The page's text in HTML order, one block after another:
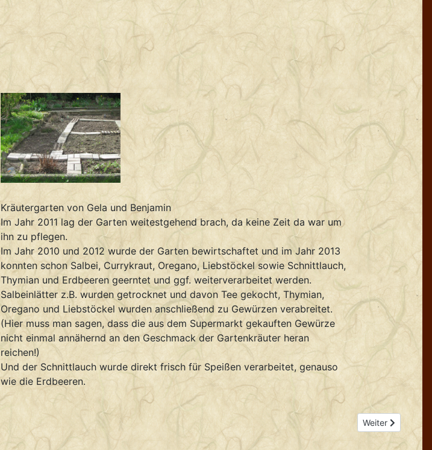
Kräutergarten von Gela und Benjamin
Im Jahr 2011 lag der Garten weitestgehend brach, da keine Zeit da war um
ihn zu pflegen.
Im Jahr 2010 und 2012 wurde der Garten bewirtschaftet und im Jahr 2013
konnten schon Salbei, Currykraut, Oregano, Liebstöckel sowie Schnittlauch,
Thymian und Erdbeeren geerntet und ggf. weiterverarbeitet werden.
Salbeinlätter z.B. wurden getrocknet und davon Tee gekocht, Thymian,
Oregano und Liebstöckel wurden anschließend zu Gewürzen verabreitet.
(Hier muss man sagen, dass die aus dem Supermarkt gekauften Gewürze
nicht einmal annähernd an den Geschmack der Gartenkräuter heran
reichen!)
Und der Schnittlauch wurde direkt frisch für Speißen verarbeitet, genauso
wie die Erdbeeren.
Nächster
Weiter